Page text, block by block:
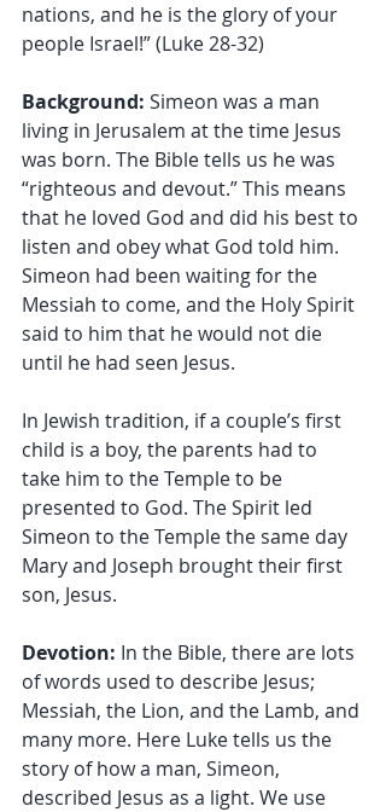
nations, and he is the glory of your
people Israel!” (Luke 28-32)
Background: Simeon was a man
living in Jerusalem at the time Jesus
was born. The Bible tells us he was
“righteous and devout.” This means
that he loved God and did his best to
listen and obey what God told him.
Simeon had been waiting for the
Messiah to come, and the Holy Spirit
said to him that he would not die
until he had seen Jesus.
In Jewish tradition, if a couple’s first
child is a boy, the parents had to
take him to the Temple to be
presented to God. The Spirit led
Simeon to the Temple the same day
Mary and Joseph brought their first
son, Jesus.
Devotion: In the Bible, there are lots
of words used to describe Jesus;
Messiah, the Lion, and the Lamb, and
many more. Here Luke tells us the
story of how a man, Simeon,
described Jesus as a light. We use